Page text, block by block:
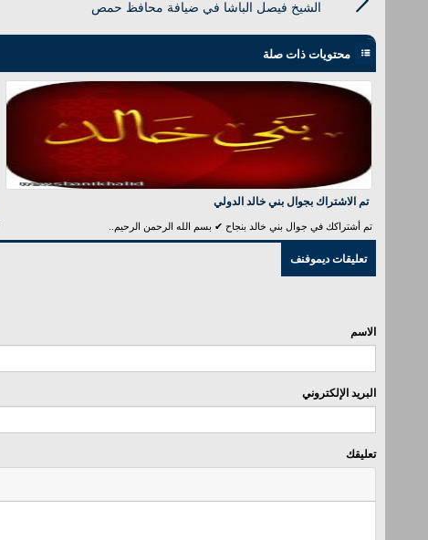
الشيخ فيصل الباشا في ضيافة محافظ حمص
محتويات ذات صلة
تم الاشتراك بجوال بني خالد الدولي
تم أشتراكك في جوال بني خالد بنجاح ✔ بسم الله الرحمن الرحيم..
تعليقات ديموفنف
الاسم
البريد الإلكتروني
تعليقك